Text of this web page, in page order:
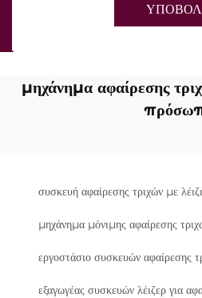
μηχάνημα αφαίρεσης
συσκευή αφαίρεσης τριχών με
μηχάνημα μόνιμης αφαίρεσης
εργοστάσιο συσκευών αφαίρεσης
εξαγωγέας συσκευών λέιζερ για